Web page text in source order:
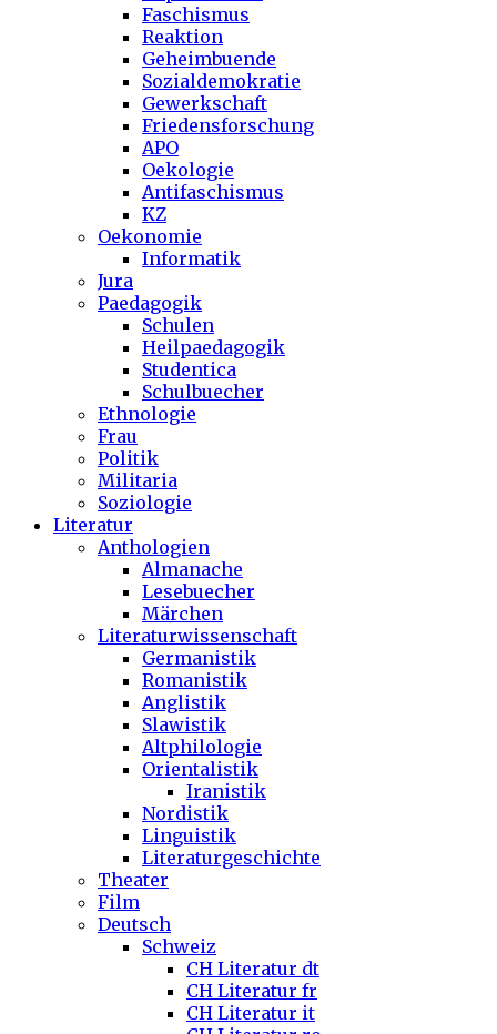
Faschismus
Reaktion
Geheimbuende
Sozialdemokratie
Gewerkschaft
Friedensforschung
APO
Oekologie
Antifaschismus
KZ
Oekonomie
Informatik
Jura
Paedagogik
Schulen
Heilpaedagogik
Studentica
Schulbuecher
Ethnologie
Frau
Politik
Militaria
Soziologie
Literatur
Anthologien
Almanache
Lesebuecher
Märchen
Literaturwissenschaft
Germanistik
Romanistik
Anglistik
Slawistik
Altphilologie
Orientalistik
Iranistik
Nordistik
Linguistik
Literaturgeschichte
Theater
Film
Deutsch
Schweiz
CH Literatur dt
CH Literatur fr
CH Literatur it